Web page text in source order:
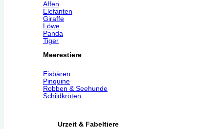
Affen
Elefanten
Giraffe
Löwe
Panda
Tiger
Meerestiere
Eisbären
Pinguine
Robben & Seehunde
Schildkröten
Urzeit & Fabeltiere